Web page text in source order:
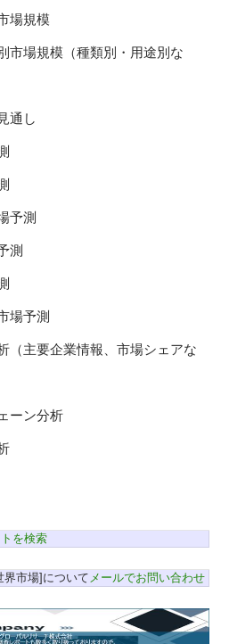
場規模
市場規模（種類別・用途別な
通し
予測
測
場予測
（主要企業情報、市場シェアな
ーン分析
を検索
市場]について メールでお問い合わせ